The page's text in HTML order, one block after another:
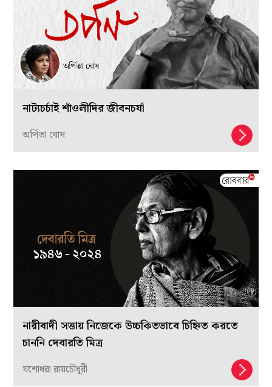
নাট্যচর্চাই শাঁওলীদির জীবনচর্যা
অর্পিতা ঘোষ
নারীবাদী সত্তায় নিজেকে উচ্চকিতভাবে চিহ্নিত করতে
চাননি দেবারতি মিত্র
যশোধরা রায়চৌধুরী